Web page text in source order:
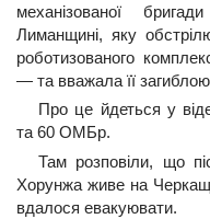
механізованої
Лиманщині, яку
роботизованого
— та вважала її
Про це йдеться у
та 60 ОМБр.
Там розповіли, що
Хорунжа живе на
вдалося евакуювати.